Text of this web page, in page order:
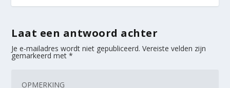
Laat een antwoord achter
Je e-mailadres wordt niet gepubliceerd. Vereiste velden zijn
gemarkeerd met*